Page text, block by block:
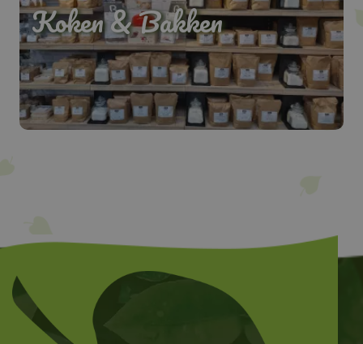
Koken & Bakken